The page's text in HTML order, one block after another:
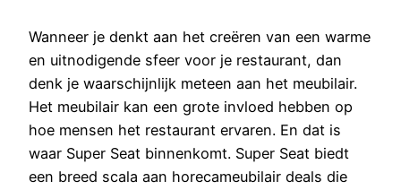
Wanneer je denkt aan het creëren van een warme
en uitnodigende sfeer voor je restaurant, dan
denk je waarschijnlijk meteen aan het meubilair.
Het meubilair kan een grote invloed hebben op
hoe mensen het restaurant ervaren. En dat is
waar Super Seat binnenkomt. Super Seat biedt
een breed scala aan horecameubilair deals die